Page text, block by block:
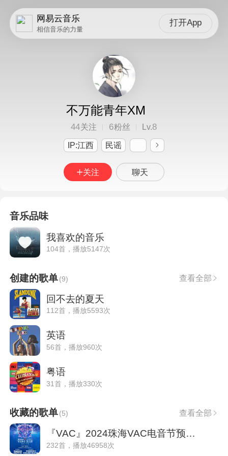
网易云音乐
相信音乐的力量
打开App
不万能青年XM
44关注 6粉丝 Lv.8
IP:江西 民谣
关注 聊天
音乐品味
我喜欢的音乐
104首，播放5147次
创建的歌单(9) 查看全部
回不去的夏天
112首，播放5593次
英语
56首，播放960次
粤语
31首，播放330次
收藏的歌单(5) 查看全部
『VAC』2024珠海VAC电音节预热歌单（持更
232首，播放46958次